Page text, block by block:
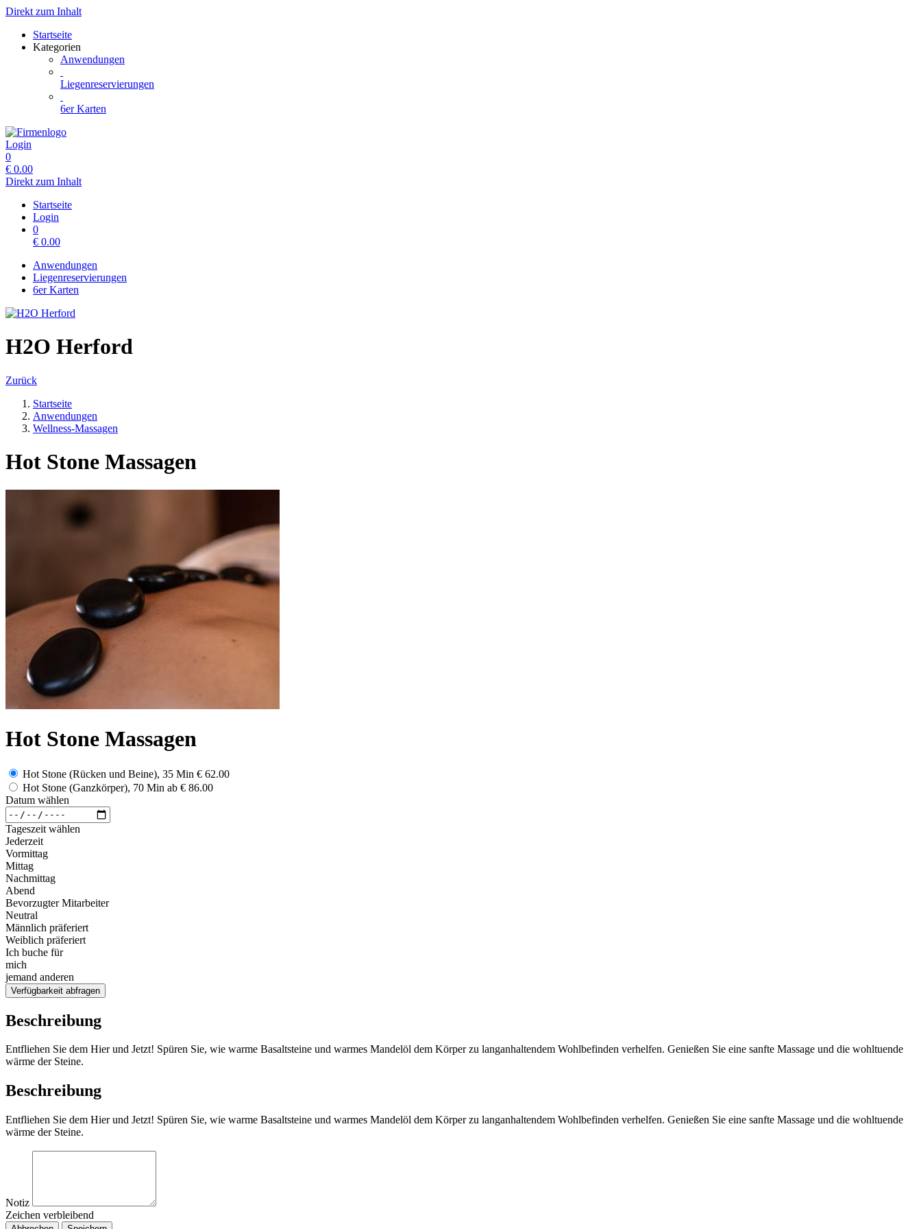
Direkt zum Inhalt
Startseite
Kategorien
Anwendungen
Liegenreservierungen
6er Karten
Login
0
€ 0.00
Direkt zum Inhalt
Startseite
Login
0
€ 0.00
Anwendungen
Liegenreservierungen
6er Karten
H2O Herford
Zurück
Startseite
Anwendungen
Wellness-Massagen
Hot Stone Massagen
Hot Stone Massagen
Hot Stone (Rücken und Beine), 35 Min € 62.00
Hot Stone (Ganzkörper), 70 Min ab € 86.00
Datum wählen
Tageszeit wählen
Jederzeit
Vormittag
Mittag
Nachmittag
Abend
Bevorzugter Mitarbeiter
Neutral
Männlich präferiert
Weiblich präferiert
Ich buche für
mich
jemand anderen
Verfügbarkeit abfragen
Beschreibung
Entfliehen Sie dem Hier und Jetzt! Spüren Sie, wie warme Basaltsteine und warmes Mandelöl dem Körper zu langanhaltendem Wohlbefinden verhelfen. Genießen Sie eine sanfte Massage und die wohltuende
wärme der Steine.
Beschreibung
Entfliehen Sie dem Hier und Jetzt! Spüren Sie, wie warme Basaltsteine und warmes Mandelöl dem Körper zu langanhaltendem Wohlbefinden verhelfen. Genießen Sie eine sanfte Massage und die wohltuende
wärme der Steine.
Notiz
Zeichen verbleibend